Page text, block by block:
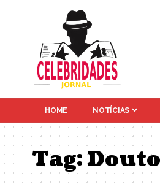
HOME NOTÍCIAS
Tag: